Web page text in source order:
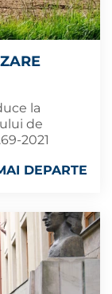
la
de
2021
DEPARTE